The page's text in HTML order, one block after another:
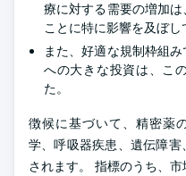
療に対する需要の増加
ことに特に影響を及ぼし
また、好適な規制枠組
への大きな投資は、こ
た。
徴候に基づいて、精密薬
学、呼吸器疾患、遺伝障
されます。 指標のうち、